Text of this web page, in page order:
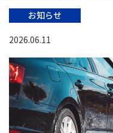
お知らせ
2026.06.11